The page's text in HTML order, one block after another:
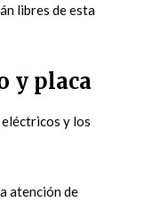
libres de esta
y placa
y los
atención de